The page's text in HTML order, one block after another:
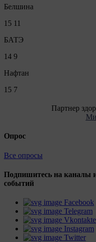
Белшина
15 11
БАТЭ
14 9
Нафтан
15 7
Партнер
Опрос
Все опросы
Подпишитесь на каналы и
событий
Facebook
Telegram
Vkontakte
Instagram
Twitter